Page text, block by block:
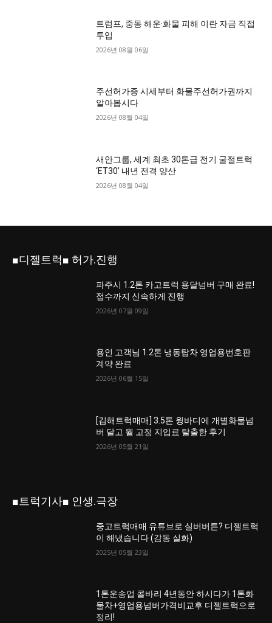
트럼프, 중동 해운·화물 피해 이란 자금 직접
투입
2026년 08월 06일
주선허가증 시세부터 화물주선허가권까지
알아봅시다
2026년 08월 04일
새안그룹, 세계 최초 30톤급 전기 굴절트럭
‘ET30’ 내년 전격 양산
2026년 08월 04일
■디젤트럭■ 허가.진행
파주시 1.2톤 카고트럭 용달넘버 구매 완료!
접수까지 신속하게 진행
2026년 07월 09일
용인 고객님 1.2톤 냉동탑차 영업용번호판
계약 완료
2026년 06월 15일
[김해트럭매매] 3.5톤 윙바디에 개별화물넘
버 달고 월 고정 지입료 탈출한 후기
2026년 05월 21일
■트럭기사■ 인생.극장
중고트럭매매 유튜브로 실버버튼? 디젤트럭
이 해냈습니다 (감동 실화)
2025년 05월 23일
1톤운송업 콜바리 4년동안 하시다가 1톤화
물차+영업용넘버가격비교후 디젤트럭으로
정리!